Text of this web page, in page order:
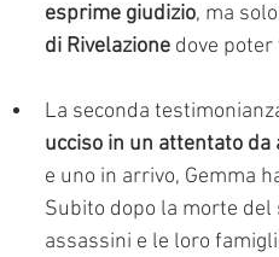
esprime giudizio, ma
di Rivelazione dove poter
La seconda
ucciso in un attentato da
e uno in arrivo, Gemma
Subito dopo la morte
assassini e le loro